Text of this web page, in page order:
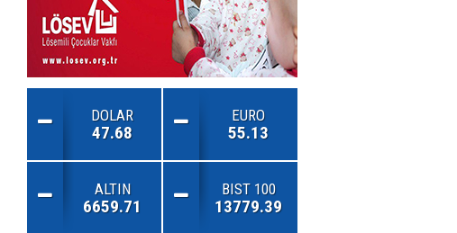
DOLAR
47.68
EURO
55.13
ALTIN
6659.71
BIST 100
13779.39